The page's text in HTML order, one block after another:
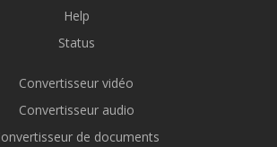
Help
Status
Convertisseur vidéo
Convertisseur audio
de documents